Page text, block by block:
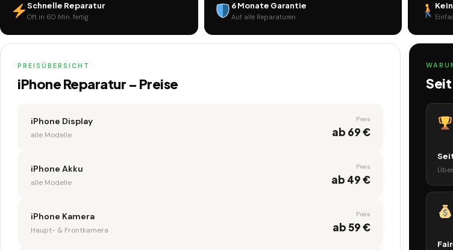
Schnelle Reparatur
Oft in 60 Min. fertig
6 Monate Garantie
Auf alle Reparaturen
PREISÜBERSICHT
iPhone Reparatur – Preise
iPhone Display
alle Modelle
Preis
ab 69 €
iPhone Akku
alle Modelle
Preis
ab 49 €
iPhone Kamera
Haupt- & Frontkamera
Preis
ab 59 €